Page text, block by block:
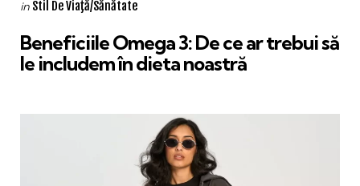
Posted
in Stil De Viaţă/Sănătate
Beneficiile Omega 3: De ce ar trebui să
le includem în dieta noastră